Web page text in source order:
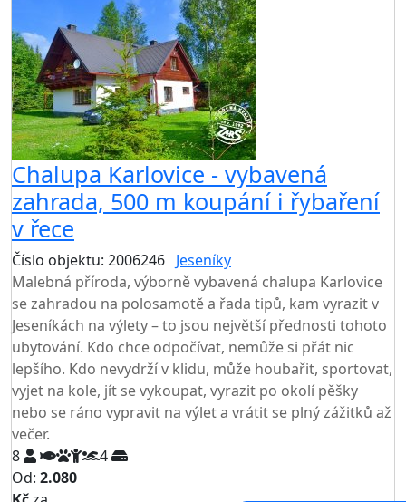
Chalupa Karlovice - vybavená
zahrada, 500 m koupání i řybaření
v řece
Číslo objektu: 2006246 Jeseníky
Malebná příroda, výborně vybavená chalupa Karlovice
se zahradou na polosamotě a řada tipů, kam vyrazit v
Jeseníkách na výlety – to jsou největší přednosti tohoto
ubytování. Kdo chce odpočívat, nemůže si přát nic
lepšího. Kdo nevydrží v klidu, může houbařit, sportovat,
vyjet na kole, jít se vykoupat, vyrazit po okolí pěšky
nebo se ráno vypravit na výlet a vrátit se plný zážitků až
večer.
8
4
Od: 2.080